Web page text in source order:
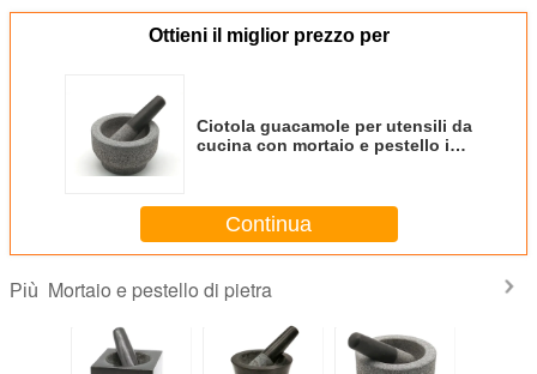
Ottieni il miglior prezzo per
Ciotola guacamole per utensili da
cucina con mortaio e pestello in
Continua
Più Mortaio e pestello di pietra